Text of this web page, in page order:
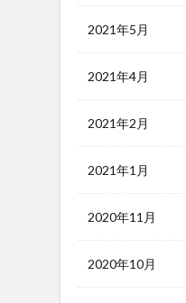
2021年5月
2021年4月
2021年2月
2021年1月
2020年11月
2020年10月